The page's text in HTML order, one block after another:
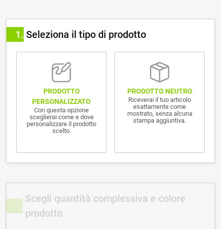
1 Seleziona il tipo di prodotto
PRODOTTO
PERSONALIZZATO
Con questa opzione
sceglierai come e dove
personalizzare il prodotto
scelto.
PRODOTTO NEUTRO
Riceverai il tuo articolo
esattamente come
mostrato, senza alcuna
stampa aggiuntiva.
Scegli quantità complessiva e colore
prodotto